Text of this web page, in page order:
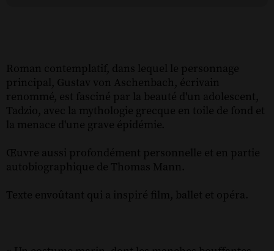
Roman contemplatif, dans lequel le personnage
principal, Gustav von Aschenbach, écrivain
renommé, est fasciné par la beauté d'un adolescent,
Tadzio, avec la mythologie grecque en toile de fond et
la menace d'une grave épidémie.
Œuvre aussi profondément personnelle et en partie
autobiographique de Thomas Mann.
Texte envoûtant qui a inspiré film, ballet et opéra.